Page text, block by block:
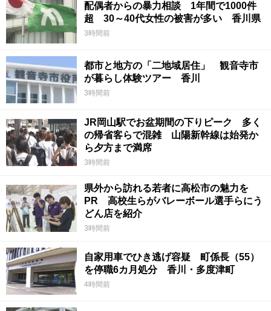
配偶者からの暴力相談 1年間で1000件
超 30～40代女性の被害が多い 香川県
3時間前
都市と地方の「二地域居住」 観音寺市
が暮らし体験ツアー 香川
3時間前
JR岡山駅でお盆期間の下りピーク 多く
の帰省客らで混雑 山陽新幹線は始発か
ら夕方まで満席
3時間前
県外から訪れる若者に高松市の魅力を
PR 高校生らがバレーボール選手らにう
どん店を紹介
3時間前
自家用車でひき逃げ容疑 町係長（55）
を停職6カ月処分 香川・多度津町
4時間前